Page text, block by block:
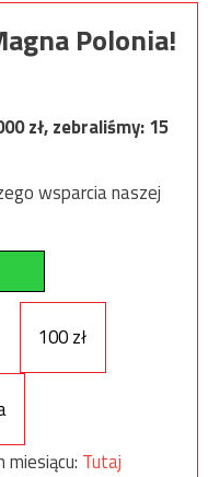
Polonia!
zł, zebraliśmy:15
wsparcia naszej
100 zł
Tutaj